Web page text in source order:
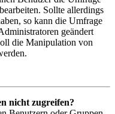
Sollte allerdings
so kann die Umfrage
geändert
die Manipulation von
nicht zugreifen?